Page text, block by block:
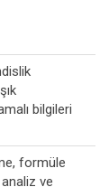
bilgileri
formüle
ve